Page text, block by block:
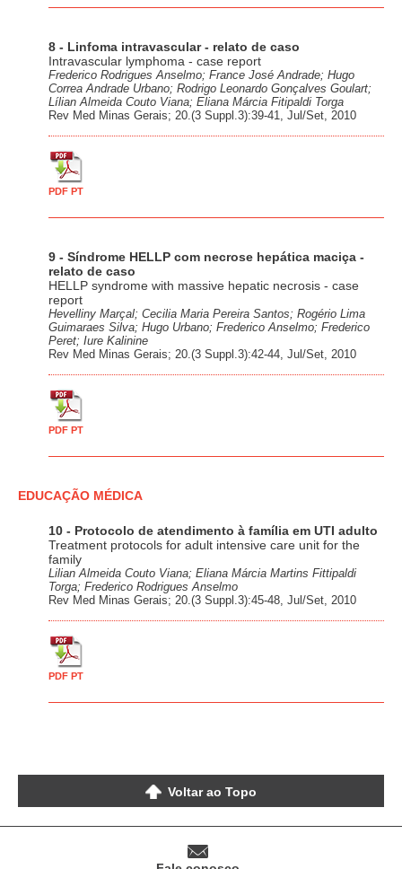
8 - Linfoma intravascular - relato de caso
Intravascular lymphoma - case report
Frederico Rodrigues Anselmo; France José Andrade; Hugo
Correa Andrade Urbano; Rodrigo Leonardo Gonçalves Goulart;
Lílian Almeida Couto Viana; Eliana Márcia Fitipaldi Torga
Rev Med Minas Gerais; 20.(3 Suppl.3):39-41, Jul/Set, 2010
PDF PT
9 - Síndrome HELLP com necrose hepática maciça -
relato de caso
HELLP syndrome with massive hepatic necrosis - case
report
Hevelliny Marçal; Cecilia Maria Pereira Santos; Rogério Lima
Guimaraes Silva; Hugo Urbano; Frederico Anselmo; Frederico
Peret; Iure Kalinine
Rev Med Minas Gerais; 20.(3 Suppl.3):42-44, Jul/Set, 2010
PDF PT
EDUCAÇÃO MÉDICA
10 - Protocolo de atendimento à família em UTI adulto
Treatment protocols for adult intensive care unit for the
family
Lilian Almeida Couto Viana; Eliana Márcia Martins Fittipaldi
Torga; Frederico Rodrigues Anselmo
Rev Med Minas Gerais; 20.(3 Suppl.3):45-48, Jul/Set, 2010
PDF PT
Voltar ao Topo